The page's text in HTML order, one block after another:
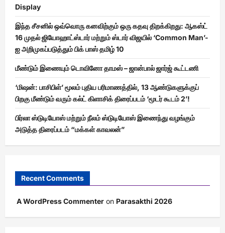
Display
இந்த சீசனில் ஒவ்வொரு கனவிற்கும் ஒரு கதவு திறக்கிறது: ஆகஸ்ட்
16 முதல் ஜியோஹாட்ஸ்டார் மற்றும் ஸ்டார் விஜயில் ‘Common Man’-
ஐ அறிமுகப்படுத்தும் பிக் பாஸ் தமிழ் 10
மீண்டும் இணையும் டொவினோ தாமஸ் – ஜான்பால் ஜார்ஜ் கூட்டணி
‘மிஷன்: பாசிபிள்’ மூலம் புதிய பரிமாணத்தில், 13 ஆண்டுகளுக்குப்
பிறகு மீண்டும் வரும் கல்ட் கிளாசிக் திரைப்படம் ‘மூடர் கூடம் 2’!
பிர்லா ஸ்டுடியோஸ் மற்றும் நீலம் ஸ்டுடியோஸ் இணைந்து வழங்கும்
அடுத்த திரைப்படம் “மக்கள் காவலன்”
Recent Comments
A WordPress Commenter on Parasakthi 2026